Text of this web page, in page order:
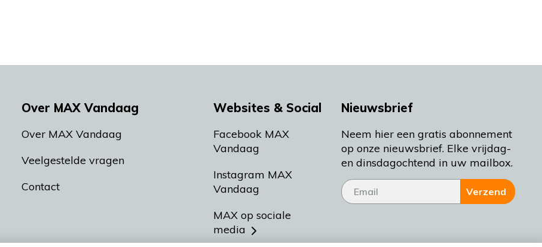
Over MAX Vandaag
Over MAX Vandaag
Veelgestelde vragen
Contact
Websites & Social
Facebook MAX
Vandaag
Instagram MAX
Vandaag
MAX op sociale
media
Nieuwsbrief
Neem hier een gratis abonnement
op onze nieuwsbrief. Elke vrijdag-
en dinsdagochtend in uw mailbox.
Verzend